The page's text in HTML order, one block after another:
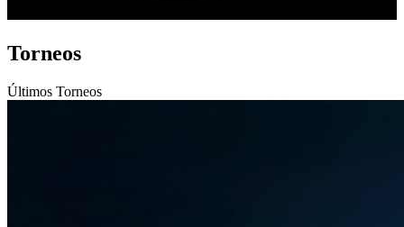
Torneos
Últimos Torneos